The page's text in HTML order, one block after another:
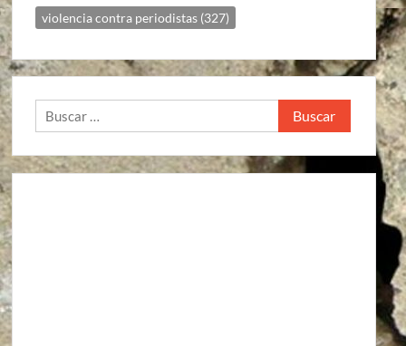
violencia contra periodistas (327)
Buscar: